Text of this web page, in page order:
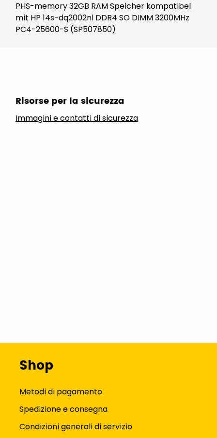
PHS-memory 32GB RAM Speicher kompatibel
mit HP 14s-dq2002nl DDR4 SO DIMM 3200MHz
PC4-25600-S (SP507850)
Risorse per la sicurezza
Immagini e contatti di sicurezza
Shop
Metodi di pagamento
Spedizione e consegna
Condizioni generali di servizio